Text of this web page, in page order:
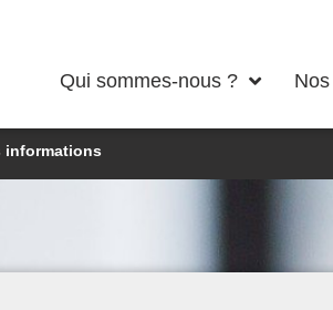
Qui sommes-nous ?
informations